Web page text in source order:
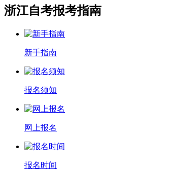
浙江自考报考指南
新手指南
报名须知
网上报名
报名时间